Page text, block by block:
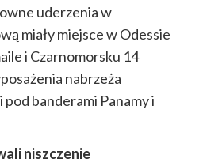
uderzenia w
miały miejsce w Odessie
i Czarnomorsku 14
nabrzeża
banderami Panamy i
niszczenie